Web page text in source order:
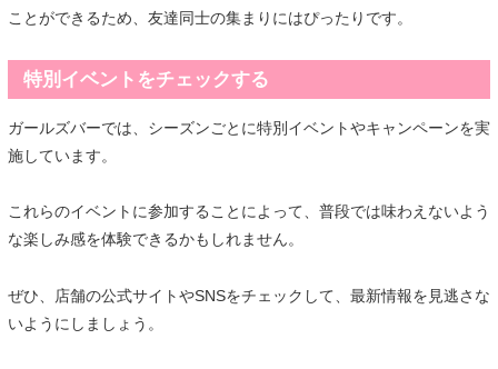
ことができるため、友達同士の集まりにはぴったりです。
特別イベントをチェックする
ガールズバーでは、シーズンごとに特別イベントやキャンペーンを実
施しています。
これらのイベントに参加することによって、普段では味わえないよう
な楽しみ感を体験できるかもしれません。
ぜひ、店舗の公式サイトやSNSをチェックして、最新情報を見逃さな
いようにしましょう。